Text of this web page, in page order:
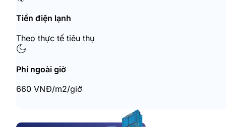
Tiền điện lạnh
Theo thực tế tiêu thụ
Phí ngoài giờ
660 VNĐ/m2/giờ